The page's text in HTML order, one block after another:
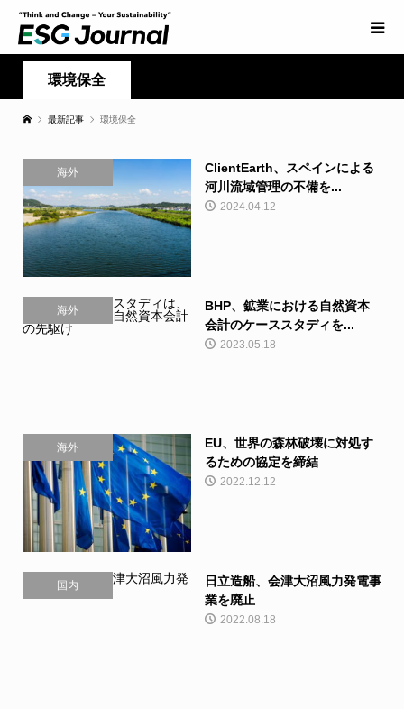
環境保全
最新記事 環境保全
海外
ClientEarth、スペインによる
河川流域管理の不備を...
2024.04.12
海外
BHP、鉱業における自然資本
会計のケーススタディを...
2023.05.18
海外
EU、世界の森林破壊に対処す
るための協定を締結
2022.12.12
国内
日立造船、会津大沼風力発電事
業を廃止
2022.08.18